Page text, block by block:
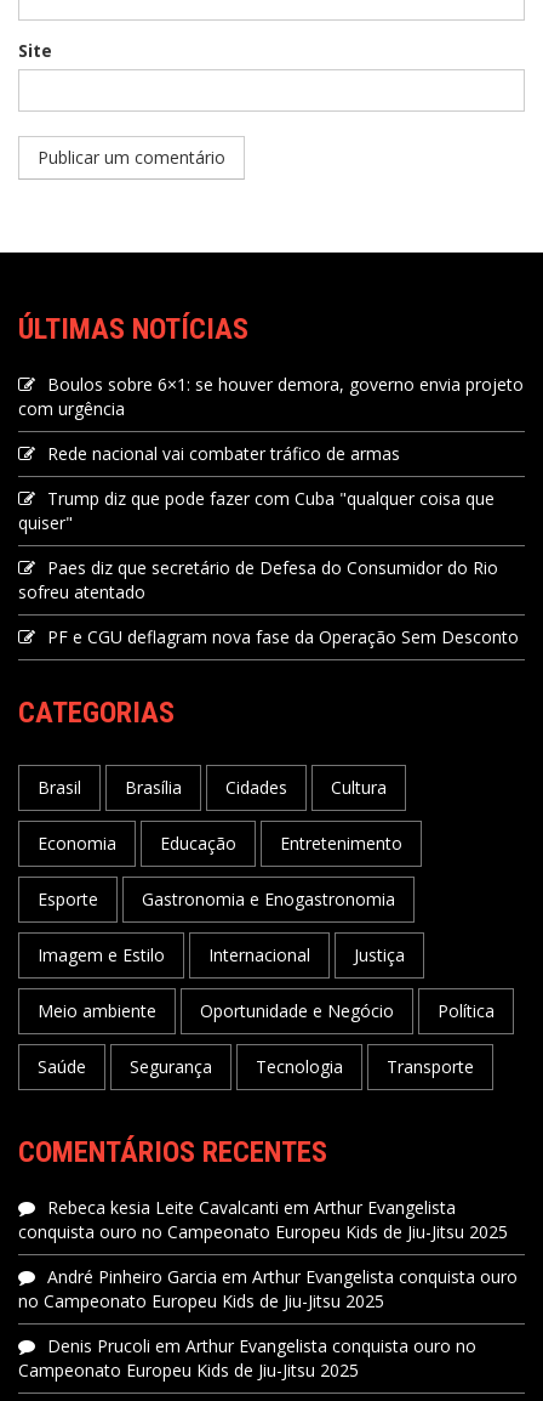
Site
ÚLTIMAS NOTÍCIAS
Boulos sobre 6×1: se houver demora, governo envia projeto
com urgência
Rede nacional vai combater tráfico de armas
Trump diz que pode fazer com Cuba "qualquer coisa que
quiser"
Paes diz que secretário de Defesa do Consumidor do Rio
sofreu atentado
PF e CGU deflagram nova fase da Operação Sem Desconto
CATEGORIAS
Brasil Brasília Cidades Cultura
Economia Educação Entretenimento
Esporte Gastronomia e Enogastronomia
Imagem e Estilo Internacional Justiça
Meio ambiente Oportunidade e Negócio Política
Saúde Segurança Tecnologia Transporte
COMENTÁRIOS RECENTES
Rebeca kesia Leite Cavalcanti em Arthur Evangelista
conquista ouro no Campeonato Europeu Kids de Jiu-Jitsu 2025
André Pinheiro Garcia em Arthur Evangelista conquista ouro
no Campeonato Europeu Kids de Jiu-Jitsu 2025
Denis Prucoli em Arthur Evangelista conquista ouro no
Campeonato Europeu Kids de Jiu-Jitsu 2025